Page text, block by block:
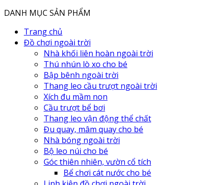
DANH MỤC SẢN PHẨM
Trang chủ
Đồ chơi ngoài trời
Nhà khối liên hoàn ngoài trời
Thú nhún lò xo cho bé
Bập bênh ngoài trời
Thang leo cầu trượt ngoài trời
Xích đu mầm non
Cầu trượt bể bơi
Thang leo vận động thể chất
Đu quay, mâm quay cho bé
Nhà bóng ngoài trời
Bộ leo núi cho bé
Góc thiên nhiên, vườn cổ tích
Bể chơi cát nước cho bé